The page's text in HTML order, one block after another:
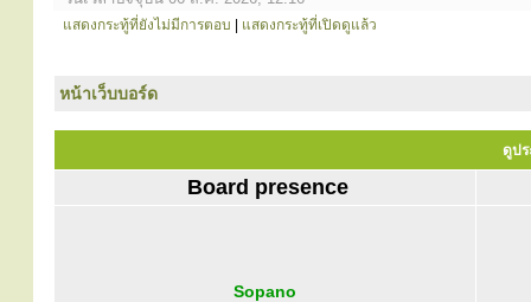
แสดงกระทู้ที่ยังไม่มีการตอบ แสดงกระทู้ที่เปิดดูแล้ว
หน้าเว็บบอร์ด
ดูปร
Board presence
Sopano